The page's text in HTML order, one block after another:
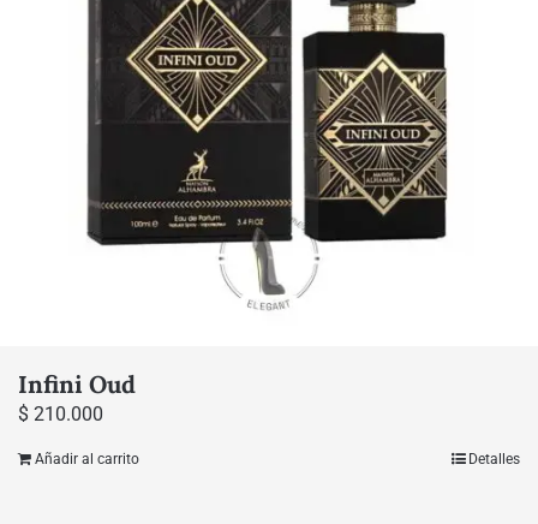
Infini Oud
$ 210.000
Añadir al carrito Detalles